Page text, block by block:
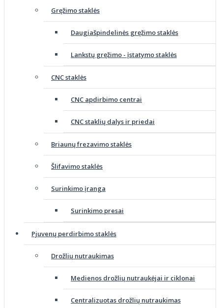
Gręžimo staklės
Daugiašpindelinės gręžimo staklės
Lankstų gręžimo - įstatymo staklės
CNC staklės
CNC apdirbimo centrai
CNC staklių dalys ir priedai
Briaunų frezavimo staklės
Šlifavimo staklės
Surinkimo įranga
Surinkimo presai
Pjuvenų perdirbimo staklės
Drožlių nutraukimas
Medienos drožlių nutraukėjai ir ciklonai
Centralizuotas drožlių nutraukimas